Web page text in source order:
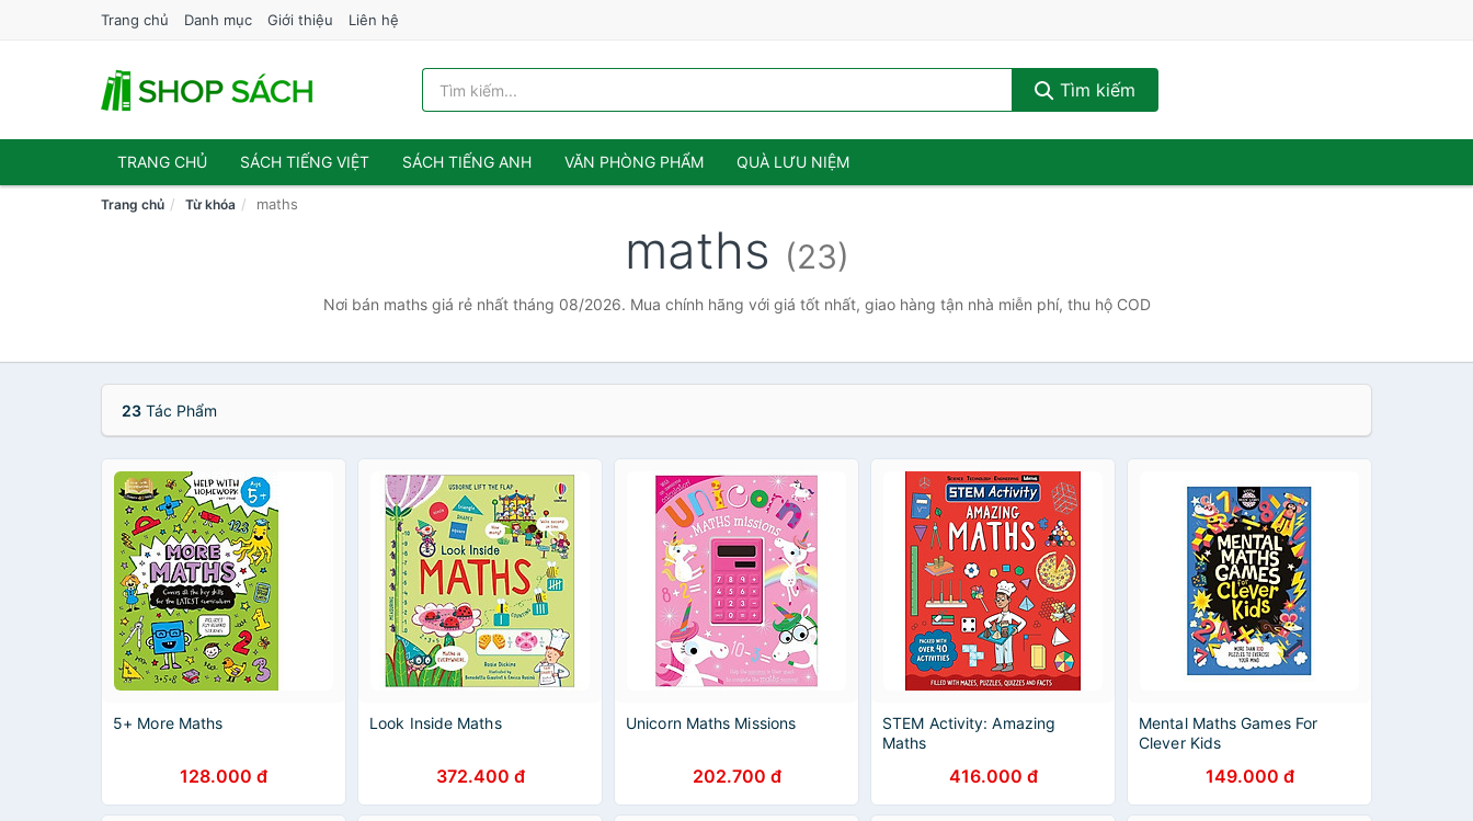
Trang chủ Danh mục Giới thiệu Liên hệ
Tìm kiếm
TRANG CHỦ SÁCH TIẾNG VIỆT SÁCH TIẾNG ANH VĂN PHÒNG PHẨM QUÀ LƯU NIỆM
Trang chủ Từ khóa maths
maths (23)
Nơi bán maths giá rẻ nhất tháng 08/2026. Mua chính hãng với giá tốt nhất, giao hàng tận nhà miễn phí, thu hộ COD
23 Tác Phẩm
5+ More Maths
128.000 đ
Look Inside Maths
372.400 đ
Unicorn Maths Missions
202.700 đ
STEM Activity: Amazing
Maths
416.000 đ
Mental Maths Games For
Clever Kids
149.000 đ